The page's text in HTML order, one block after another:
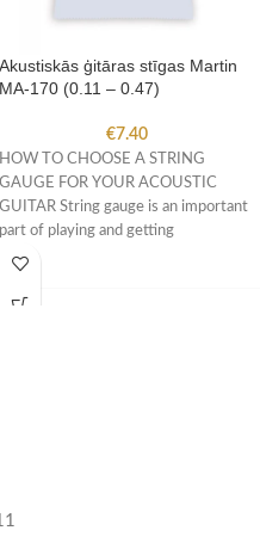
Akustiskās ģitāras stīgas Martin
MA-170 (0.11 – 0.47)
€7.40
HOW TO CHOOSE A STRING
GAUGE FOR YOUR ACOUSTIC
GUITAR String gauge is an important
part of playing and getting